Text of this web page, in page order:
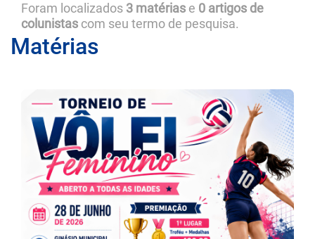
Foram localizados 3 matérias e 0 artigos de
colunistas com seu termo de pesquisa.
Matérias